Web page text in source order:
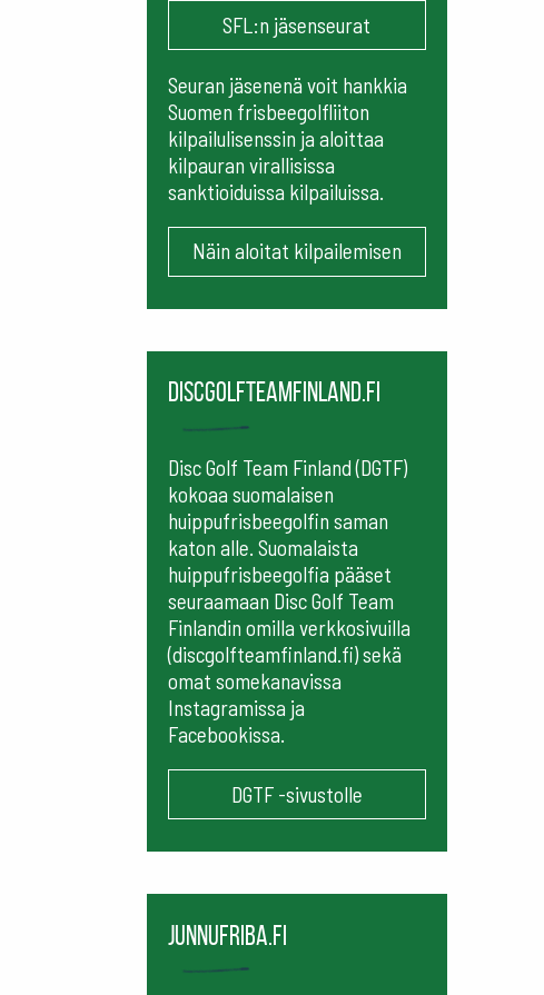
SFL:n jäsenseurat
Seuran jäsenenä voit hankkia
Suomen frisbeegolfliiton
kilpailulisenssin ja aloittaa
kilpauran virallisissa
sanktioiduissa kilpailuissa.
Näin aloitat kilpailemisen
Discgolfteamfinland.fi
Disc Golf Team Finland (DGTF)
kokoaa suomalaisen
huippufrisbeegolfin saman
katon alle. Suomalaista
huippufrisbeegolfia pääset
seuraamaan Disc Golf Team
Finlandin omilla verkkosivuilla
(discgolfteamfinland.fi) sekä
omat somekanavissa
Instagramissa ja
Facebookissa.
DGTF -sivustolle
Junnufriba.fi